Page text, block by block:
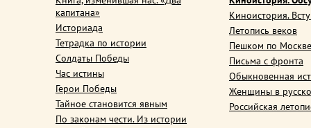
капитана»
Историада
Тетрадка по истории
Солдаты Победы
Час истины
Герои Победы
Тайное становится явным
По законам чести. Из истории
Киноистория.
Летопись веков
Пешком по Москве
Письма с фронта
Обыкновенная
Женщины в
Российская